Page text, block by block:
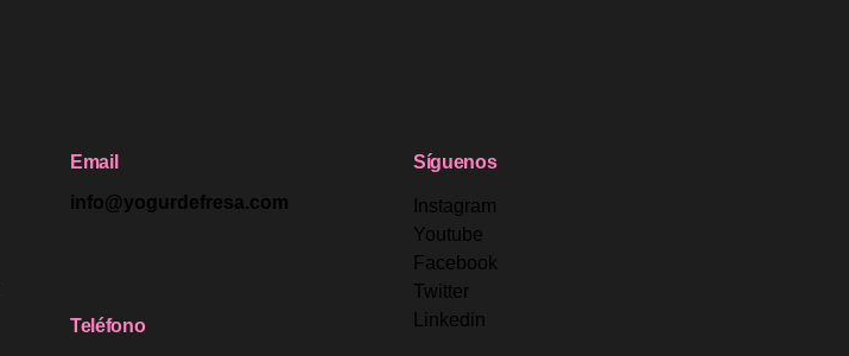
Email
info@yogurdefresa.com
Teléfono
Síguenos
Instagram
Youtube
Facebook
Twitter
Linkedin